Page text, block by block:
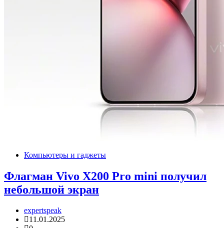
Компьютеры и гаджеты
Флагман Vivo X200 Pro mini получил
небольшой экран
expertspeak
11.01.2025